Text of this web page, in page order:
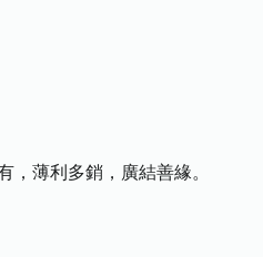
薄利多銷，廣結善緣。